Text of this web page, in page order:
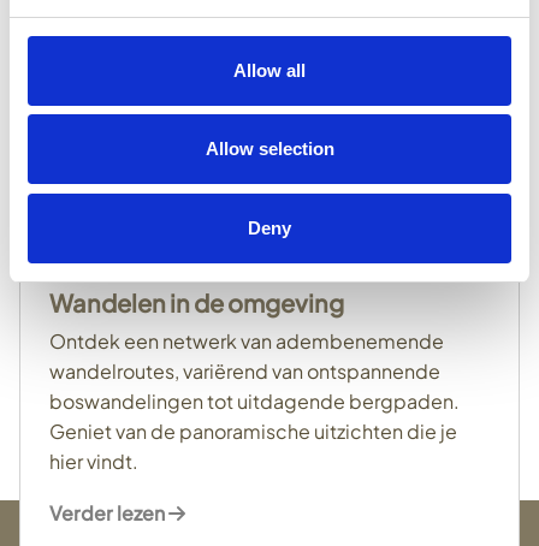
Allow all
Allow selection
Deny
Wandelen in de omgeving
Ontdek een netwerk van adembenemende
wandelroutes, variërend van ontspannende
boswandelingen tot uitdagende bergpaden.
Geniet van de panoramische uitzichten die je
hier vindt.
Verder lezen